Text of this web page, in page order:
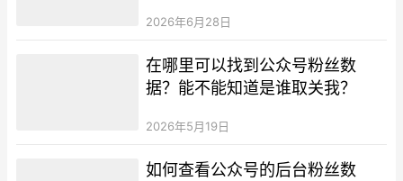
2026年6月28日
在哪里可以找到公众号粉丝数
据？能不能知道是谁取关我？
2026年5月19日
如何查看公众号的后台粉丝数